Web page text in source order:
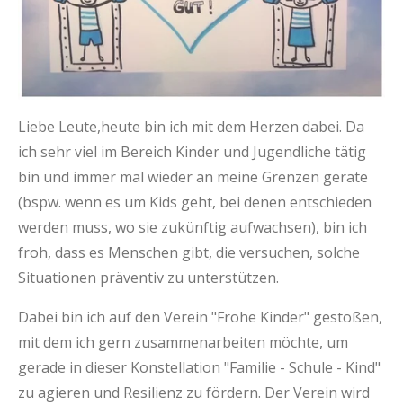
Liebe Leute,heute bin ich mit dem Herzen dabei. Da
ich sehr viel im Bereich Kinder und Jugendliche tätig
bin und immer mal wieder an meine Grenzen gerate
(bspw. wenn es um Kids geht, bei denen entschieden
werden muss, wo sie zukünftig aufwachsen), bin ich
froh, dass es Menschen gibt, die versuchen, solche
Situationen präventiv zu unterstützen.
Dabei bin ich auf den Verein "Frohe Kinder" gestoßen,
mit dem ich gern zusammenarbeiten möchte, um
gerade in dieser Konstellation "Familie - Schule - Kind"
zu agieren und Resilienz zu fördern. Der Verein wird